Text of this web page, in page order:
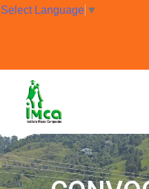
Select Language ▼